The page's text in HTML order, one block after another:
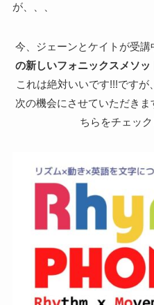
が、、、
今、ジェーンとケイトが受講
の新しいフォニックスメソッ
これは絶対いいです!!!です
次の機会にさせていただき
ちらをチェッ